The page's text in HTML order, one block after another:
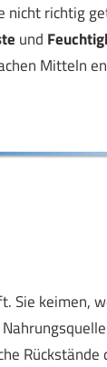
richtig
und
Mitteln
Sie keimen,